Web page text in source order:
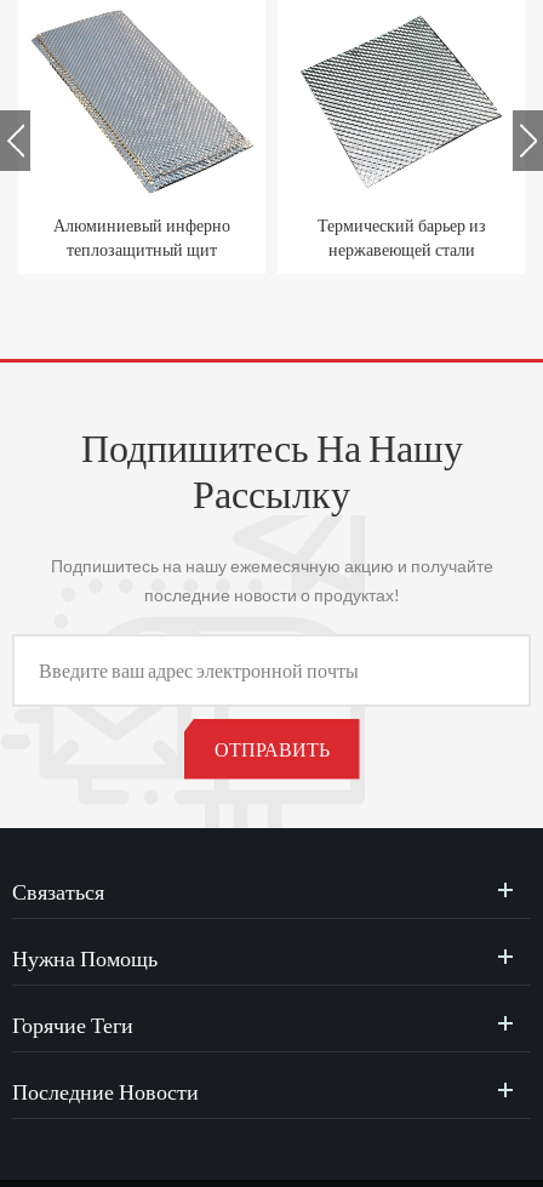
Термический барьер из
нержавеющей стали
Выблененный
алюминиевый
Подпишитесь На Нашу
Рассылку
Подпишитесь на нашу ежемесячную акцию и получайте
последние новости о продуктах!
Связаться
Нужна Помощь
Горячие Теги
Последние Новости